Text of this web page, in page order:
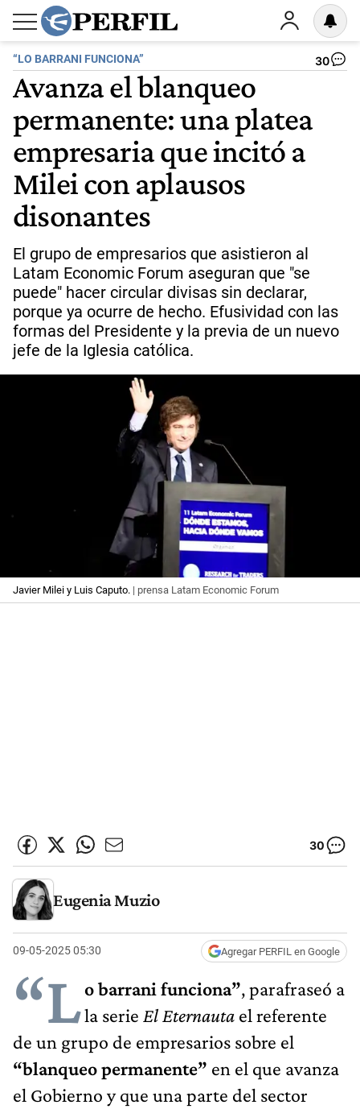
“LO BARRANI FUNCIONA” 30
Avanza el blanqueo
permanente: una platea
empresaria que incitó a
Milei con aplausos
disonantes
El grupo de empresarios que asistieron al
Latam Economic Forum aseguran que "se
puede" hacer circular divisas sin declarar,
porque ya ocurre de hecho. Efusividad con las
formas del Presidente y la previa de un nuevo
jefe de la Iglesia católica.
Javier Milei y Luis Caputo. | prensa Latam Economic Forum
30
Eugenia Muzio
09-05-2025 05:30 Agregar PERFIL en Google
“Lo barrani funciona”, parafraseó a
la serie El Eternauta el referente
de un grupo de empresarios sobre el
“blanqueo permanente” en el que avanza
el Gobierno y que una parte del sector